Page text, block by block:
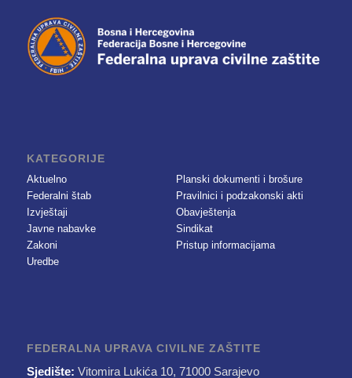
KATEGORIJE
Aktuelno
Federalni štab
Izvještaji
Javne nabavke
Zakoni
Uredbe
Planski dokumenti i brošure
Pravilnici i podzakonski akti
Obavještenja
Sindikat
Pristup informacijama
FEDERALNA UPRAVA CIVILNE ZAŠTITE
Sjedište: Vitomira Lukića 10, 71000 Sarajevo